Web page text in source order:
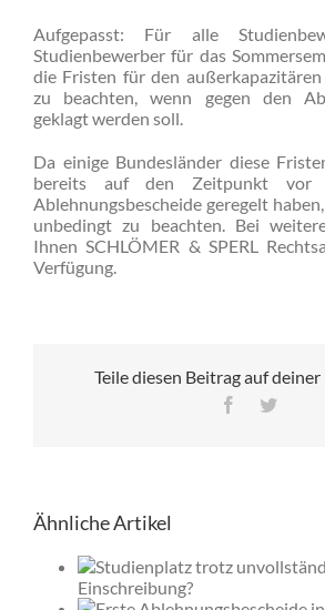
Aufgepasst: Für alle
Studienbewerber für das
die Fristen für den außerkapazitären
zu beachten, wenn gegen den
geklagt werden soll.
Da einige Bundesländer diese
bereits auf den Zeitpunkt vor
Ablehnungsbescheide geregelt
unbedingt zu beachten. Bei
Ihnen SCHLÖMER & SPERL
Verfügung.
Teile diesen Beitrag auf
Facebook
Ähnliche Artikel